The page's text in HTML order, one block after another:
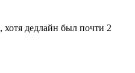
хотя дедлайн был почти 2